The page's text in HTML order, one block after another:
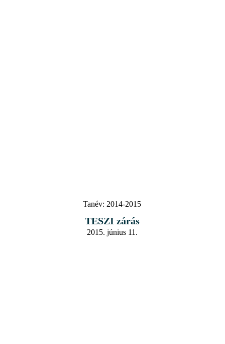
Tanév: 2014-2015
TESZI zárás
2015. június 11.